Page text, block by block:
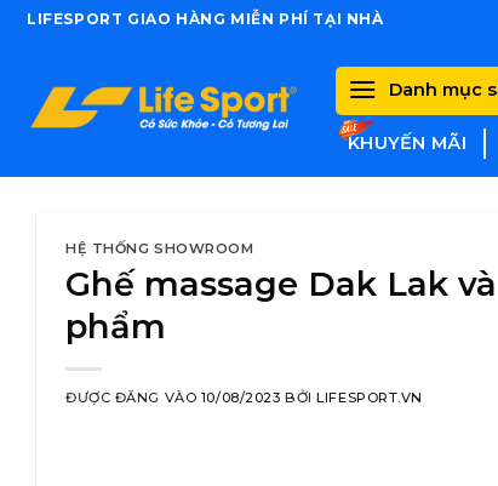
SkipLIFESPORT GIAO HÀNG MIỄN PHÍ TẠI NHÀ
Danh mục
KHUYẾN MÃI
HỆ THỐNG SHOWROOM
Ghế massage Dak Lak
phẩm
ĐƯỢC ĐĂNG VÀO 10/08/2023 BỞILIFESPORT.VN